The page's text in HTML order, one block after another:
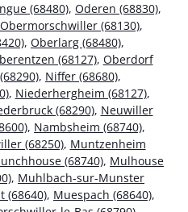
(68480), Oderen (68830),
Obermorschwiller (68130),
, Oberlarg (68480),
(68127), Oberdorf
, Niffer (68680),
, Niederhergheim (68127),
(68290), Neuwiller
, Nambsheim (68740),
(68250), Muntzenheim
(68740), Mulhouse
, Muhlbach-sur-Munster
(68640), Muespach (68640),